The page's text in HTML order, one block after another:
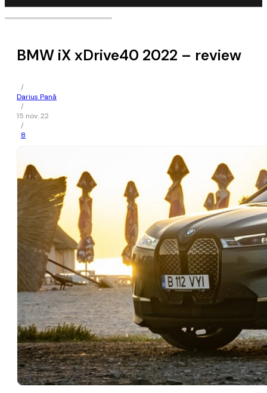
BMW iX xDrive40 2022 – review
/
Darius Pană
/
15 nov. 22
/
8